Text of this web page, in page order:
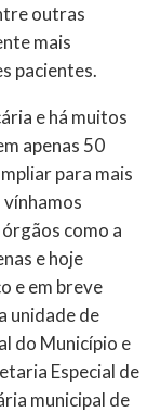
outras
mais
pacientes.
e há muitos
apenas 50
para mais
como a
e hoje
e em breve
unidade de
do Município e
Especial de
municipal de